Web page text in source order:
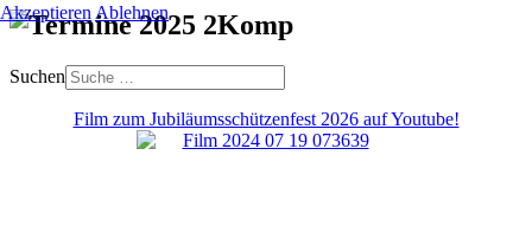
Suchen
Film zum Jubiläumsschützenfest 2026 auf Youtube!
Akzeptieren Ablehnen